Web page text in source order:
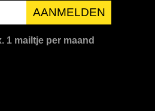
1 mailtje per maand